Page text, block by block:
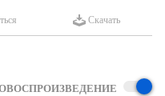
Скачать